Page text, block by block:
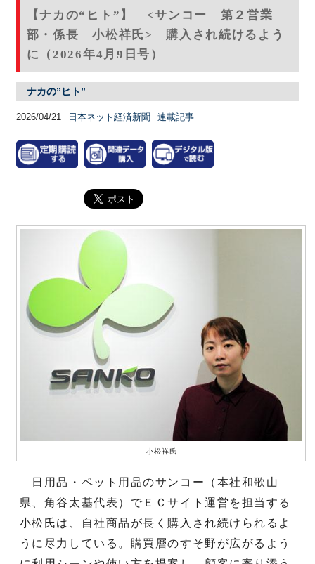
【ナカの“ヒト”】 <サンコー 第２営業
部・係長 小松祥氏> 購入され続けるよう
に（2026年4月9日号）
ナカの”ヒト”
2026/04/21 日本ネット経済新聞 連載記事
小松祥氏
日用品・ペット用品のサンコー（本社和歌山
県、角谷太基代表）でＥＣサイト運営を担当する
小松氏は、自社商品が長く購入され続けられるよ
うに尽力している。購買層のすそ野が広がるよう